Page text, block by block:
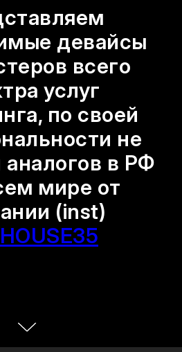
девайсы
всего
услуг
по своей
не
в РФ
мире от
(inst)
Смолин.
TonHouse